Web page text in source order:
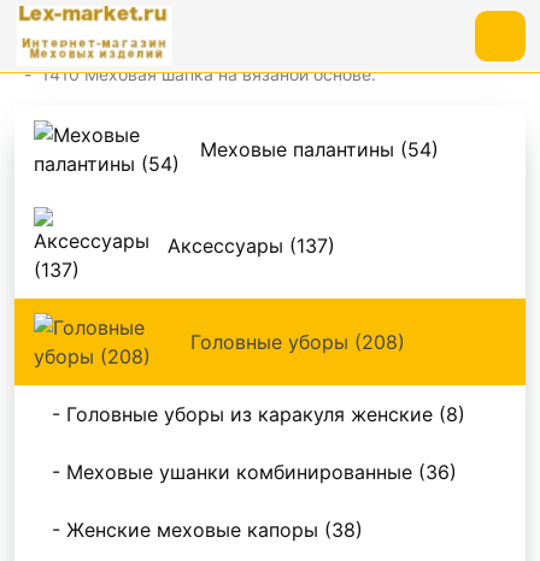
Головные уборы
1410 Меховая шапка на вязаной основе.
Меховые палантины (54)
Аксессуары (137)
Головные уборы (208)
- Головные уборы из каракуля женские (8)
- Меховые ушанки комбинированные (36)
- Женские меховые капоры (38)